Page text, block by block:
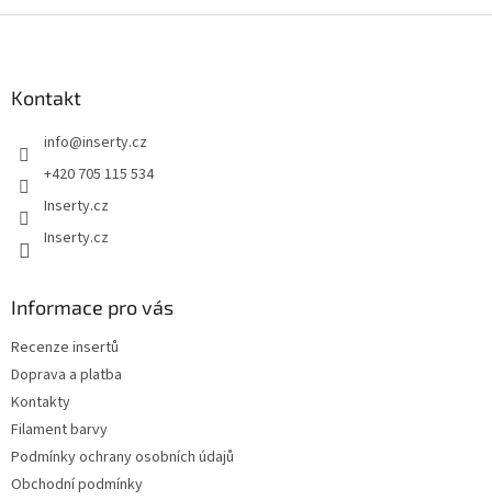
Kontakt
info@inserty.cz
+420 705 115 534
Inserty.cz
Inserty.cz
Informace pro vás
Recenze insertů
Doprava a platba
Kontakty
Filament barvy
Podmínky ochrany osobních údajů
Obchodní podmínky